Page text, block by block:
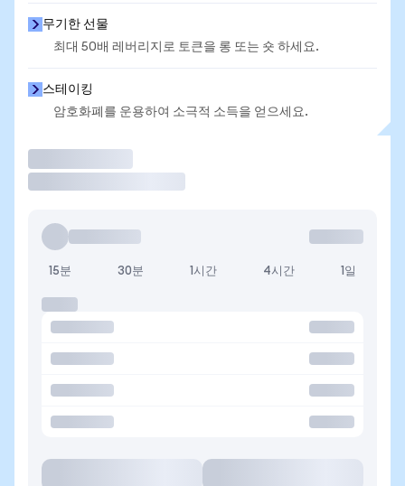
무기한 선물
최대 50배 레버리지로 토큰을 롱 또는 숏 하세요.
스테이킹
암호화폐를 운용하여 소극적 소득을 얻으세요.
15분 30분 1시간 4시간 1일